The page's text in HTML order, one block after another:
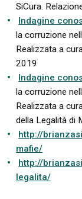
SiCura.
Indagine
la corruzione
Realizzata a
2019
Indagine
la corruzione
Realizzata a
della Legalità di
http://
mafie/
http://
legalita/